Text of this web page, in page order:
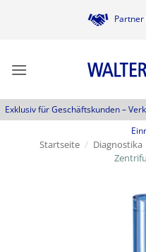
Exklusiv für Geschäftskunden –
Startseite / Diagnostika